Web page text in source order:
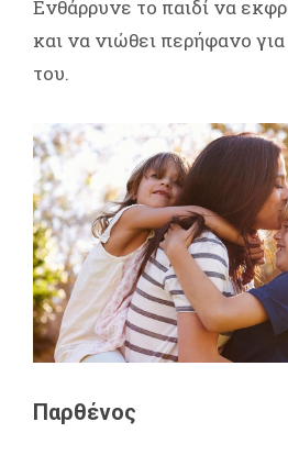
Ενθάρρυνε το παιδί να
και να νιώθει περήφανο
του.
Παρθένος